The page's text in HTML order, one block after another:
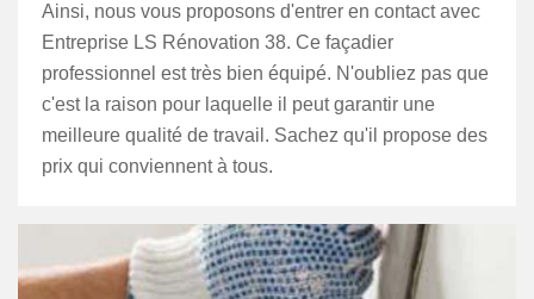
Ainsi, nous vous proposons d'entrer en contact avec
Entreprise LS Rénovation 38. Ce façadier
professionnel est très bien équipé. N'oubliez pas que
c'est la raison pour laquelle il peut garantir une
meilleure qualité de travail. Sachez qu'il propose des
prix qui conviennent à tous.